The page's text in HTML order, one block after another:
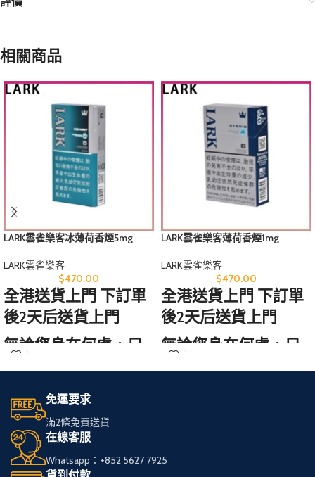
相關商品
LARK雲雀樂客冰薄荷香煙5mg
LARK雲雀樂客
$470.00
全港送貨上門 下訂單
後2天后送貨上門
無論您身在何處，只
需訪問我們的網站，
輕鬆選購心儀的免稅
煙。
我們服務全港，送貨
快速可靠，
LARK雲雀樂客薄荷香煙1mg
LARK雲雀樂客
$470.00
全港送貨上門 下訂單
後2天后送貨上門
無論您身在何處，只
需訪問我們的網站，
快速可靠，
免運要求
滿2條免費送貨
在線客服
Whatsapp：+852 5627 7925